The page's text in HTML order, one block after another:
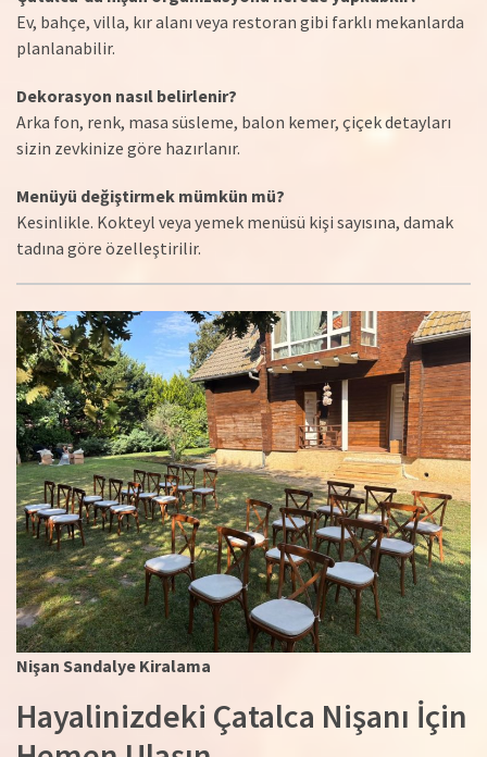
Ev, bahçe, villa, kır alanı veya restoran gibi farklı mekanlarda
planlanabilir.
Dekorasyon nasıl belirlenir?
Arka fon, renk, masa süsleme, balon kemer, çiçek detayları
sizin zevkinize göre hazırlanır.
Menüyü değiştirmek mümkün mü?
Kesinlikle. Kokteyl veya yemek menüsü kişi sayısına, damak
tadına göre özelleştirilir.
Nişan Sandalye Kiralama
Hayalinizdeki Çatalca Nişanı İçin